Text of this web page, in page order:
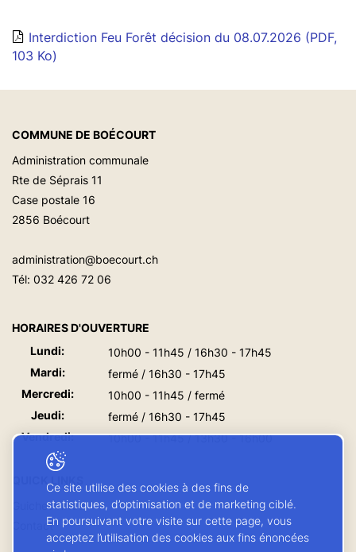
Interdiction Feu Forêt décision du 08.07.2026 (PDF,
103 Ko)
COMMUNE DE BOÉCOURT
Administration communale
Rte de Séprais 11
Case postale 16
2856 Boécourt
administration@boecourt.ch
Tél: 032 426 72 06
HORAIRES D'OUVERTURE
Lundi:
10h00 - 11h45 / 16h30 - 17h45
Mardi:
fermé / 16h30 - 17h45
Mercredi:
10h00 - 11h45 / fermé
Jeudi:
fermé / 16h30 - 17h45
Vendredi:
10h00 - 11h45 / 13h30 - 16h00
QUICK LINKS
Guichet virtuel
Contact
Ce site utilise des cookies à des fins de
statistiques, d’optimisation et de marketing ciblé.
En poursuivant votre visite sur cette page, vous
acceptez l’utilisation des cookies aux fins énoncées